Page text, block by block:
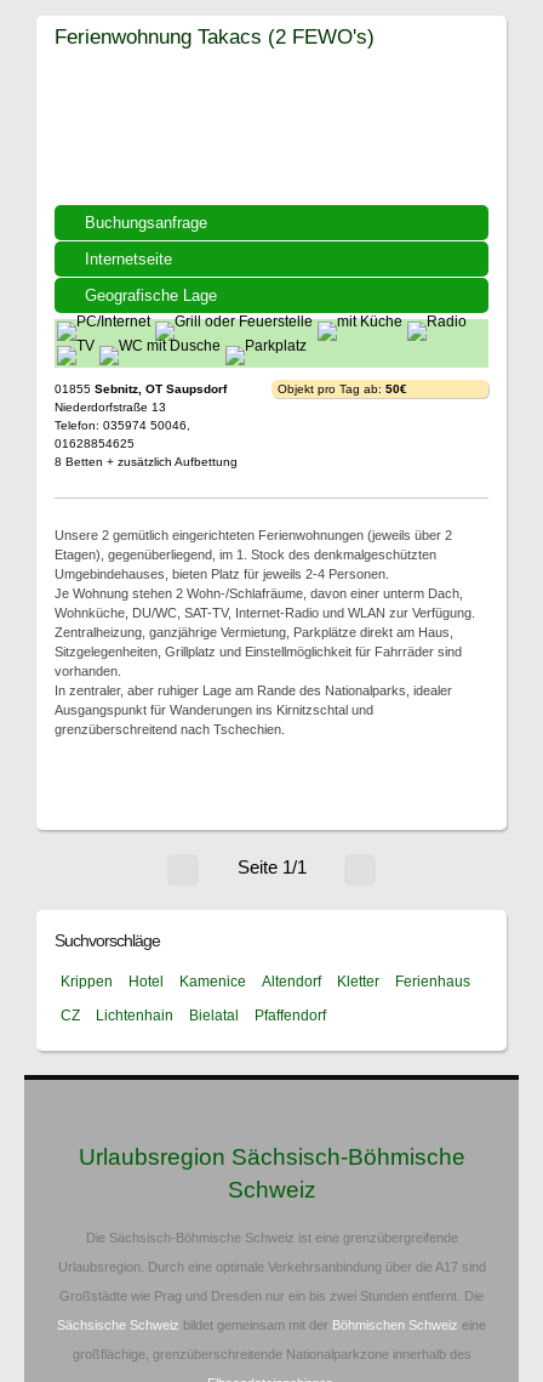
Buchungsanfrage
Internetseite
Geografische Lage
Ferienwohnung Takacs (2 FEWO's)
01855 Sebnitz, OT Saupsdorf
Niederdorfstraße 13
Telefon: 035974 50046,
01628854625
8 Betten + zusätzlich Aufbettung
Objekt pro Tag ab: 50€
Unsere 2 gemütlich eingerichteten Ferienwohnungen (jeweils über 2
Etagen), gegenüberliegend, im 1. Stock des denkmalgeschützten
Umgebindehauses, bieten Platz für jeweils 2-4 Personen.
Je Wohnung stehen 2 Wohn-/Schlafräume, davon einer unterm Dach,
Wohnküche, DU/WC, SAT-TV, Internet-Radio und WLAN zur Verfügung.
Zentralheizung, ganzjährige Vermietung, Parkplätze direkt am Haus,
Sitzgelegenheiten, Grillplatz und Einstellmöglichkeit für Fahrräder sind
vorhanden.
In zentraler, aber ruhiger Lage am Rande des Nationalparks, idealer
Ausgangspunkt für Wanderungen ins Kirnitzschtal und
grenzüberschreitend nach Tschechien.
Seite 1/1
Suchvorschläge
Krippen Hotel Kamenice Altendorf Kletter
Ferienhaus
CZ
Lichtenhain Bielatal Pfaffendorf
Urlaubsregion Sächsisch-Böhmische
Schweiz
Die Sächsisch-Böhmische Schweiz ist eine grenzübergreifende
Urlaubsregion. Durch eine optimale Verkehrsanbindung über die A17 sind
Großstädte wie Prag und Dresden nur ein bis zwei Stunden entfernt. Die
Sächsische Schweiz bildet gemeinsam mit der Böhmischen Schweiz eine
großflächige, grenzüberschreitende Nationalparkzone innerhalb des